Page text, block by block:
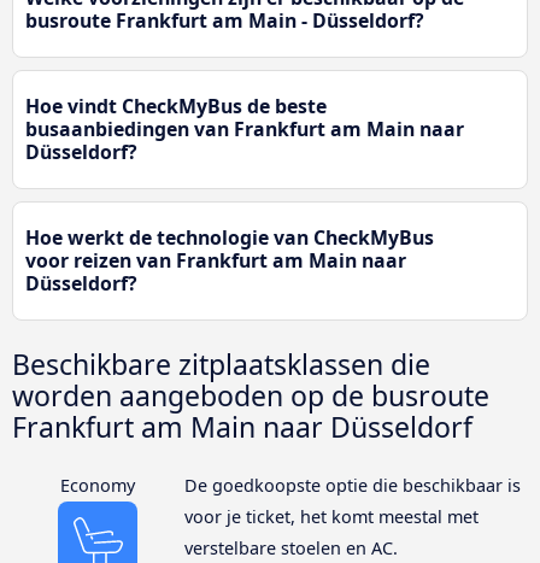
busroute Frankfurt am Main - Düsseldorf?
Hoe vindt CheckMyBus de beste
busaanbiedingen van Frankfurt am Main naar
Düsseldorf?
Hoe werkt de technologie van CheckMyBus
voor reizen van Frankfurt am Main naar
Düsseldorf?
Beschikbare zitplaatsklassen die
worden aangeboden op de busroute
Frankfurt am Main naar Düsseldorf
Economy
De goedkoopste optie die beschikbaar is
voor je ticket, het komt meestal met
verstelbare stoelen en AC.